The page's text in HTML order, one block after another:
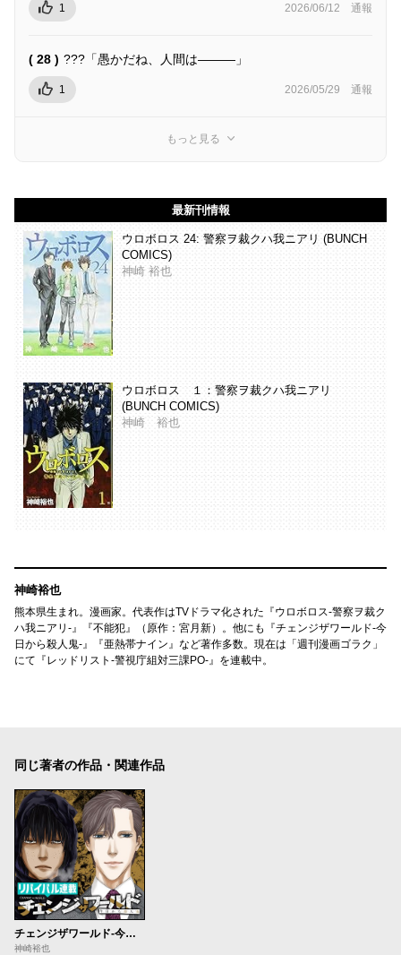
1 2026/06/12 通報
( 28 ) ???「愚かだね、人間は―――」
1 2026/05/29 通報
もっと見る
最新刊情報
ウロボロス 24: 警察ヲ裁クハ我ニアリ (BUNCH
COMICS)
神崎 裕也
ウロボロス １：警察ヲ裁クハ我ニアリ
(BUNCH COMICS)
神崎 裕也
神崎裕也
熊本県生まれ。漫画家。代表作はTVドラマ化された『ウロボロス-警察ヲ裁ク
ハ我ニアリ-』『不能犯』（原作：宮月新）。他にも『チェンジザワールド-今
日から殺人鬼-』『亜熱帯ナイン』など著作多数。現在は「週刊漫画ゴラク」
にて『レッドリスト-警視庁組対三課PO-』を連載中。
同じ著者の作品・関連作品
チェンジザワールド-今日から殺人鬼-
神崎裕也